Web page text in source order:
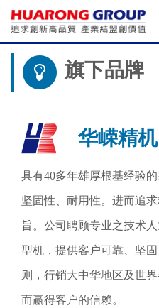
旗下品牌
华嵘精机
具有40多年雄厚根基经验
坚固性、耐用性。进而追
旨。公司聘顾专业之技术
型机，提供客户可靠、坚
则，行销大中华地区及世
而赢得客户的信赖。